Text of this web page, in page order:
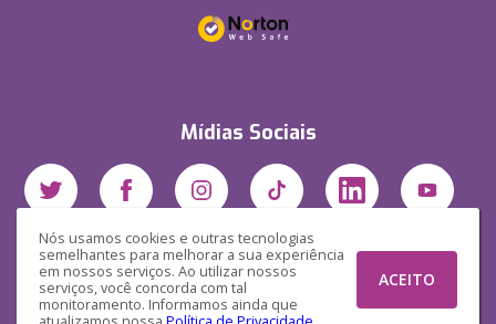
Nós usamos cookies e outras tecnologias
semelhantes para melhorar a sua experiência
em nossos serviços. Ao utilizar nossos
serviços, você concorda com tal
monitoramento. Informamos ainda que
ACEITO
Mídias Sociais